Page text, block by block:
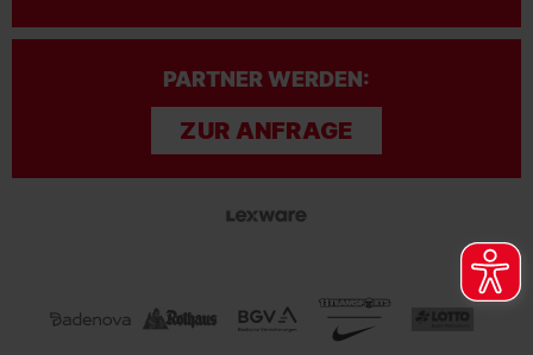
PARTNER WERDEN:
ZUR ANFRAGE